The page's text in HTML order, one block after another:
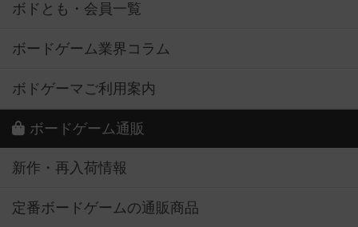
ボドとも・会員一覧
ボードゲーム業界コラム
ボドゲーマご利用案内
ボードゲーム通販
新作・再入荷情報
定番ボードゲームの通販商品